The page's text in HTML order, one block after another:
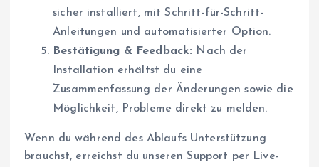
sicher installiert, mit Schritt-für-Schritt-
Anleitungen und automatisierter Option.
Bestätigung & Feedback: Nach der
Installation erhältst du eine
Zusammenfassung der Änderungen sowie die
Möglichkeit, Probleme direkt zu melden.
Wenn du während des Ablaufs Unterstützung
brauchst, erreichst du unseren Support per Live-